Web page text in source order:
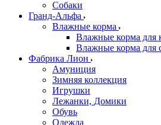
Собаки
Гранд-Альфа
Влажные корма
Влажные корма для
Влажные корма для
Фабрика Лион
Амуниция
Зимняя коллекция
Игрушки
Лежанки, Домики
Обувь
Одежда